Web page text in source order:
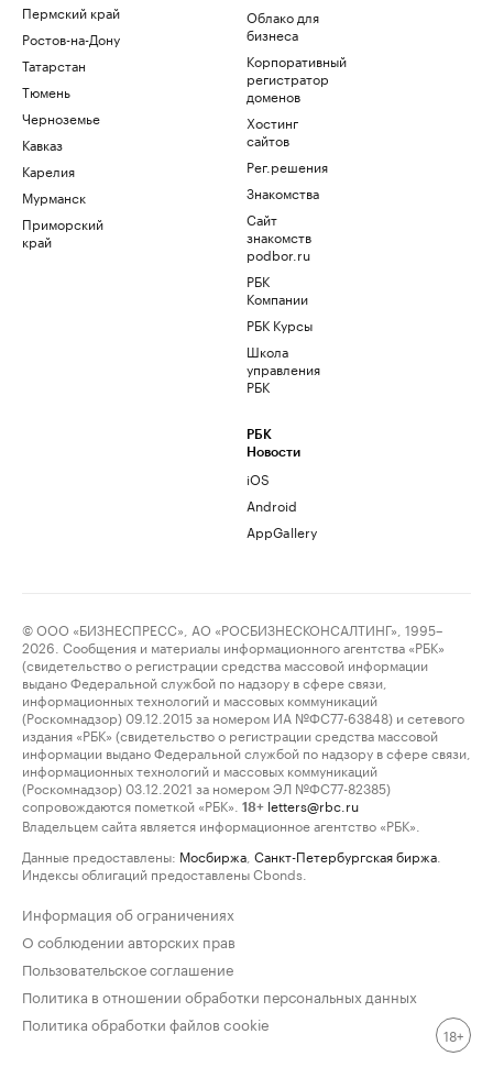
Пермский край
Ростов-на-Дону
Татарстан
Тюмень
Черноземье
Кавказ
Карелия
Мурманск
Приморский
край
Облако для
бизнеса
Корпоративный
регистратор
доменов
Хостинг
сайтов
Рег.решения
Знакомства
Сайт
знакомств
podbor.ru
РБК
Компании
РБК Курсы
Школа
управления
РБК
РБК
Новости
iOS
Android
AppGallery
© ООО «БИЗНЕСПРЕСС», АО «РОСБИЗНЕСКОНСАЛТИНГ», 1995–
2026. Сообщения и материалы информационного агентства «РБК»
(свидетельство о регистрации средства массовой информации
выдано Федеральной службой по надзору в сфере связи,
информационных технологий и массовых коммуникаций
(Роскомнадзор) 09.12.2015 за номером ИА №ФС77-63848) и сетевого
издания «РБК» (свидетельство о регистрации средства массовой
информации выдано Федеральной службой по надзору в сфере связи,
информационных технологий и массовых коммуникаций
(Роскомнадзор) 03.12.2021 за номером ЭЛ №ФС77-82385)
сопровождаются пометкой «РБК».
18+ letters@rbc.ru
Владельцем сайта является информационное агентство «РБК».
Данные предоставлены: Мосбиржа Санкт-Петербургская биржа
Индексы облигаций предоставлены Cbonds.
Информация об ограничениях
О соблюдении авторских прав
Пользовательское соглашение
Политика в отношении обработки персональных данных
Политика обработки файлов cookie
18+